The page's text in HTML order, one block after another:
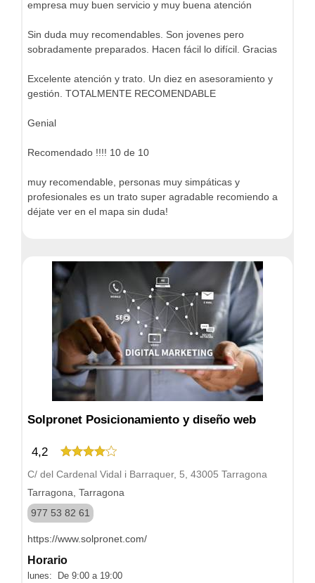
empresa muy buen servicio y muy buena atención
Sin duda muy recomendables. Son jovenes pero
sobradamente preparados. Hacen fácil lo difícil. Gracias
Excelente atención y trato. Un diez en asesoramiento y
gestión. TOTALMENTE RECOMENDABLE
Genial
Recomendado !!!! 10 de 10
muy recomendable, personas muy simpáticas y
profesionales es un trato super agradable recomiendo a
déjate ver en el mapa sin duda!
Solpronet Posicionamiento y diseño web
4,2
C/ del Cardenal Vidal i Barraquer, 5, 43005 Tarragona
Tarragona, Tarragona
977 53 82 61
https://www.solpronet.com/
Horario
lunes: De 9:00 a 19:00